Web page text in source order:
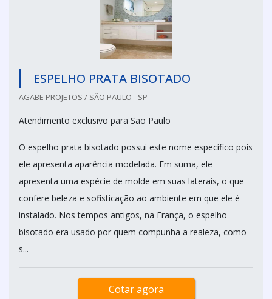
ESPELHO PRATA BISOTADO
AGABE PROJETOS / SÃO PAULO - SP
Atendimento exclusivo para São Paulo
O espelho prata bisotado possui este nome específico pois
ele apresenta aparência modelada. Em suma, ele
apresenta uma espécie de molde em suas laterais, o que
confere beleza e sofisticação ao ambiente em que ele é
instalado. Nos tempos antigos, na França, o espelho
bisotado era usado por quem compunha a realeza, como
s...
Cotar agora